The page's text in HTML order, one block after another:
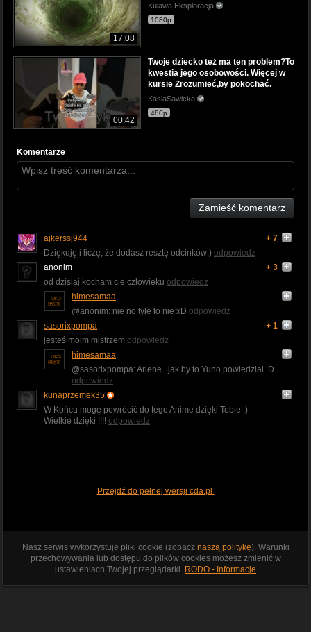
17:08
Kulawa Eksploracja
1080p
00:42
Twoje dziecko też ma ten problem?To
kwestia jego osobowości. Więcej w
kursie Zrozumieć,by pokochać.
KasiaSawicka
480p
Komentarze
Zamieść komentarz
ajkerssj944
+ 7
Dziękuję i liczę, że dodasz resztę odcinków:) odpowiedz
anonim
+ 3
od dzisiaj kocham cie czlowieku odpowiedz
himesamaa
@anonim: nie no tyle to nie xD odpowiedz
sasorixpompa
+ 1
jesteś moim mistrzem odpowiedz
himesamaa
@sasorixpompa: Ariene...jak by to Yuno powiedział :D
odpowiedz
kunaprzemek35
W Końcu mogę powrócić do tego Anime dzięki Tobie :)
Wielkie dzięki !!!! odpowiedz
Przejdź do pełnej wersji cda.pl
Nasz serwis wykorzystuje pliki cookie (zobacz naszą politykę). Warunki
przechowywania lub dostępu do plików cookies możesz zmienić w
ustawieniach Twojej przeglądarki. RODO - Informacje